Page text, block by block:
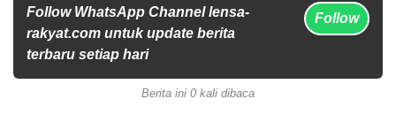
Follow WhatsApp Channel lensa-
rakyat.com untuk update berita
terbaru setiap hari
Follow
Berita ini 0 kali dibaca